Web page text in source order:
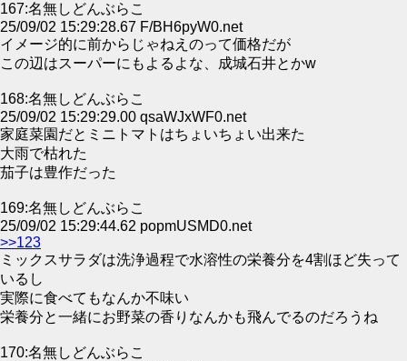
167:名無しどんぶらこ
25/09/02 15:29:28.67 F/BH6pyW0.net
イメージ的に前からじゃねえのって価格だが
この辺はスーパーにもよるよな、成城石井とかw
168:名無しどんぶらこ
25/09/02 15:29:29.00 qsaWJxWF0.net
家庭菜園だとミニトマトはちょいちょい出来た
大雨で枯れた
茄子は豊作だった
169:名無しどんぶらこ
25/09/02 15:29:44.62 popmUSMD0.net
>>123
ミックスサラダは洗浄過程で水溶性の栄養分を4割ほど失って
いるし
実際に食べてもなんか不味い
栄養分と一緒にお野菜の香りなんかも飛んでるのだろうね
170:名無しどんぶらこ